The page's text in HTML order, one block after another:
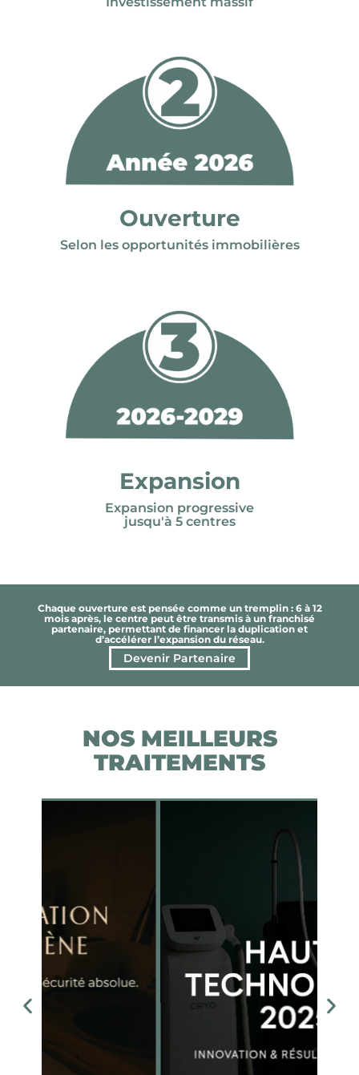
Ouverture
Selon les opportunités immobilières
Expansion
Expansion progressive
jusqu'à 5 centres
Chaque ouverture est pensée comme un tremplin : 6 à 12
mois après, le centre peut être transmis à un franchisé
partenaire, permettant de financer la duplication et
d’accélérer l’expansion du réseau.
Devenir Partenaire
NOS MEILLEURS
TRAITEMENTS